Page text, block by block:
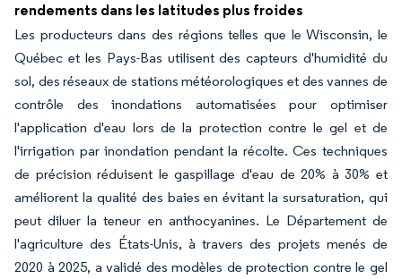
rendements dans les latitudes plus froides
Les producteurs dans des régions telles que le Wisconsin, le
Québec et les Pays-Bas utilisent des capteurs d'humidité du
sol, des réseaux de stations météorologiques et des vannes de
contrôle des inondations automatisées pour optimiser
l'application d'eau lors de la protection contre le gel et de
l'irrigation par inondation pendant la récolte. Ces techniques
de précision réduisent le gaspillage d'eau de 20% à 30% et
améliorent la qualité des baies en évitant la sursaturation, qui
peut diluer la teneur en anthocyanines. Le Département de
l'agriculture des États-Unis, à travers des projets menés de
2020 à 2025, a validé des modèles de protection contre le gel